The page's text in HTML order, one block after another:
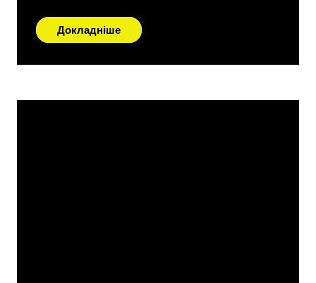
Докладніше